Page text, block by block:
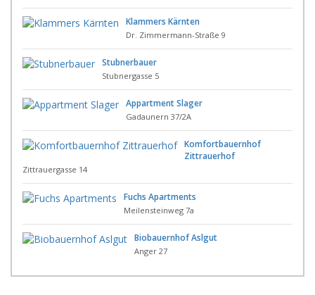
Klammers Kärnten
Dr. Zimmermann-Straße 9
Stubnerbauer
Stubnergasse 5
Appartment Slager
Gadaunern 37/2A
Komfortbauernhof
Zittrauerhof
Zittrauergasse 14
Fuchs Apartments
Meilensteinweg 7a
Biobauernhof Aslgut
Anger 27